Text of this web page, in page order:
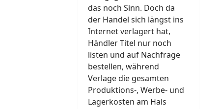
das noch Sinn. Doch da
der Handel sich längst ins
Internet verlagert hat,
Händler Titel nur noch
listen und auf Nachfrage
bestellen, während
Verlage die gesamten
Produktions-, Werbe- und
Lagerkosten am Hals